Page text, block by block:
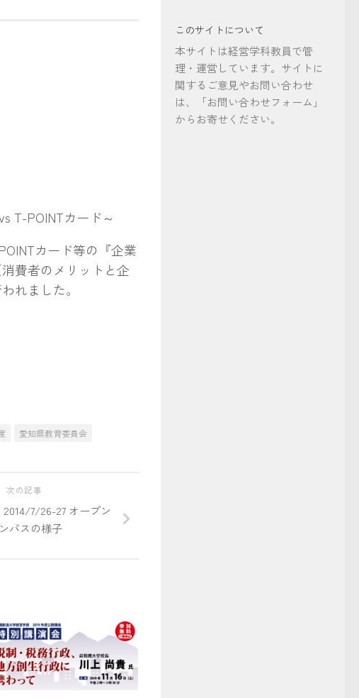
T-POINTカード～
カード等の『企業
費者のメリットと企
れました。
愛知県教育委員会
次の記事
7/26-27 オープン
パスの様子
このサイトについて
本サイトは経営学科教員で管
理・運営しています。サイトに
関するご意見やお問い合わせ
は、「お問い合わせフォーム」
からお寄せください。